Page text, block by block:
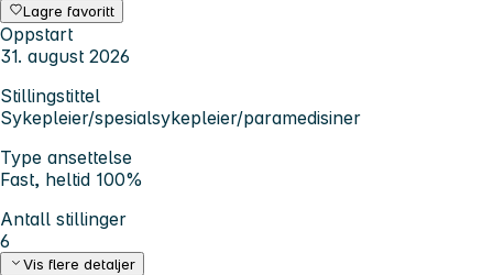
Lagre favoritt
Oppstart
31. august 2026
Stillingstittel
Sykepleier/spesialsykepleier/paramedisiner
Type ansettelse
Fast, heltid 100%
Antall stillinger
6
Vis flere detaljer